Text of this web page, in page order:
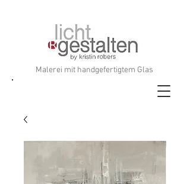
Malerei mit handgefertigtem Glas